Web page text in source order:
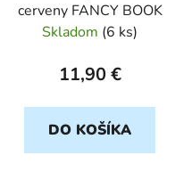
cerveny FANCY BOOK
Skladom (6 ks)
11,90 €
DO KOŠÍKA